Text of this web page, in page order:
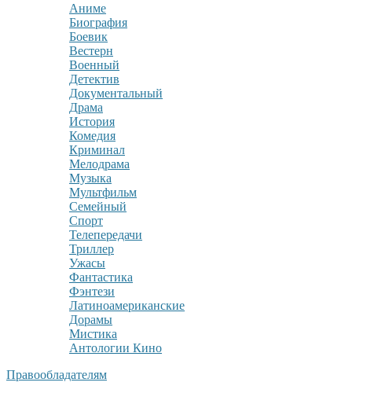
Аниме
Биография
Боевик
Вестерн
Военный
Детектив
Документальный
Драма
История
Комедия
Криминал
Мелодрама
Музыка
Мультфильм
Семейный
Спорт
Телепередачи
Триллер
Ужасы
Фантастика
Фэнтези
Латиноамериканские
Дорамы
Мистика
Антологии Кино
Правообладателям